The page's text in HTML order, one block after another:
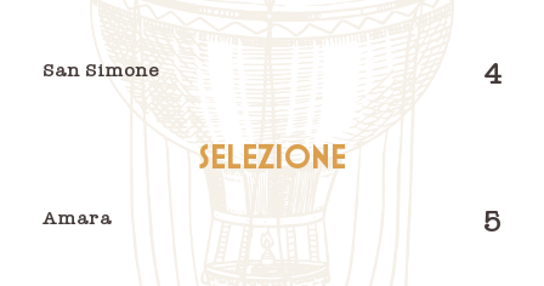
San Simone 4
SELEZIONE
Amara 5